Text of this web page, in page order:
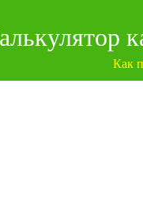
Как